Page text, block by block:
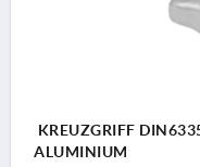
KREUZGRIFF
ALUMINIUM